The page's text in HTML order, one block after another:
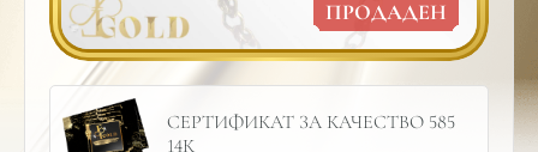
ПРОДАДЕН
СЕРТИФИКАТ ЗА КАЧЕСТВО 585
14К